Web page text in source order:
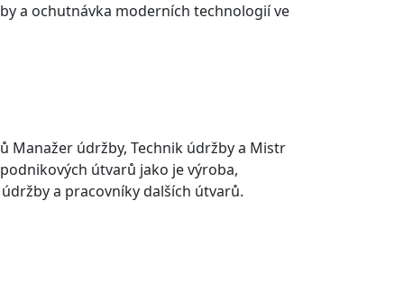
a ochutnávka moderních technologií ve
Manažer údržby, Technik údržby a Mistr
útvarů jako je výroba,
a pracovníky dalších útvarů.